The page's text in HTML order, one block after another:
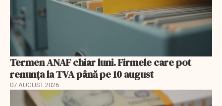
Termen ANAF chiar luni. Firmele care pot
renunța la TVA până pe 10 august
07 AUGUST 2026